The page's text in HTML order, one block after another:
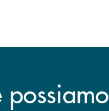
possiamo